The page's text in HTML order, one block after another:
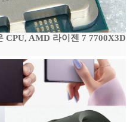
CPU, AMD 라이젠 7 7700X3D